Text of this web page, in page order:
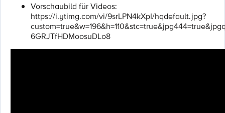
Vorschaubild für Videos:
https://i.ytimg.com/vi/9srLPN4kXpI/hqdefault.jpg?
6GRJTfHDMoosuDLo8